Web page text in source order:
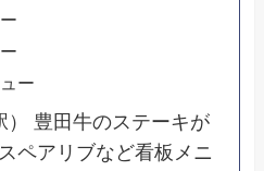
ー
） 豊田牛のステーキが
ペアリブなど看板メニ